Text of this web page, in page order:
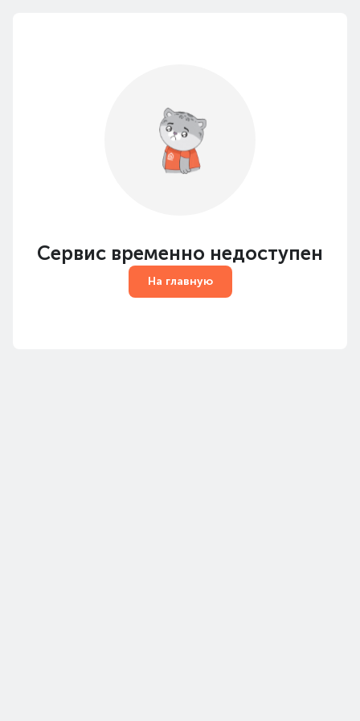
Сервис временно недоступен
На главную